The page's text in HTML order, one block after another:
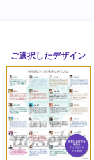
ご選択したデザイン